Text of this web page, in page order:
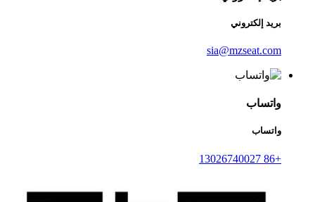
بريد إلكتروني
sia@mzseat.com
واتساب
واتساب
+86 13026740027